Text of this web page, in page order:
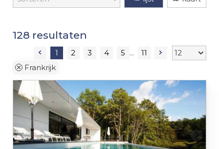
resultaten
1 2 3 4 5
11
Frankrijk